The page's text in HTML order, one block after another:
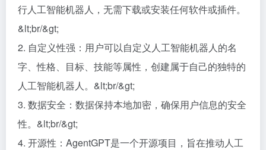
行人工智能机器人，无需下载或安装任何软件或插件。
&lt;br/&gt;
2. 自定义性强：用户可以自定义人工智能机器人的名
字、性格、目标、技能等属性，创建属于自己的独特的
人工智能机器人。&lt;br/&gt;
3. 数据安全：数据保持本地加密，确保用户信息的安全
性。&lt;br/&gt;
4. 开源性：AgentGPT是一个开源项目，旨在推动人工